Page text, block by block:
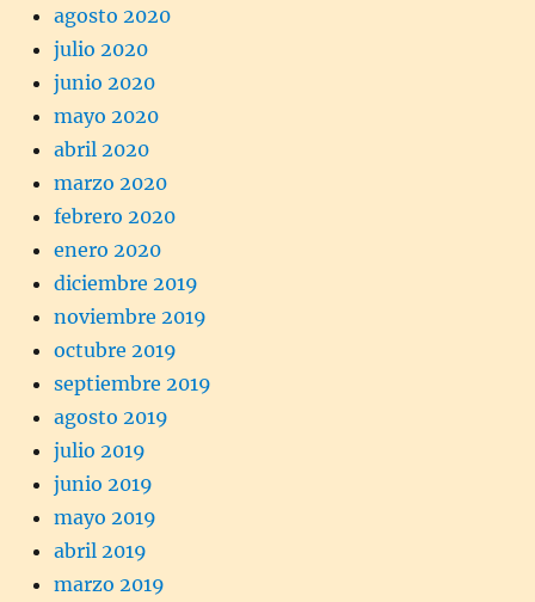
agosto 2020
julio 2020
junio 2020
mayo 2020
abril 2020
marzo 2020
febrero 2020
enero 2020
diciembre 2019
noviembre 2019
octubre 2019
septiembre 2019
agosto 2019
julio 2019
junio 2019
mayo 2019
abril 2019
marzo 2019